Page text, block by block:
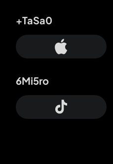
+TaSa0
6Mi5ro